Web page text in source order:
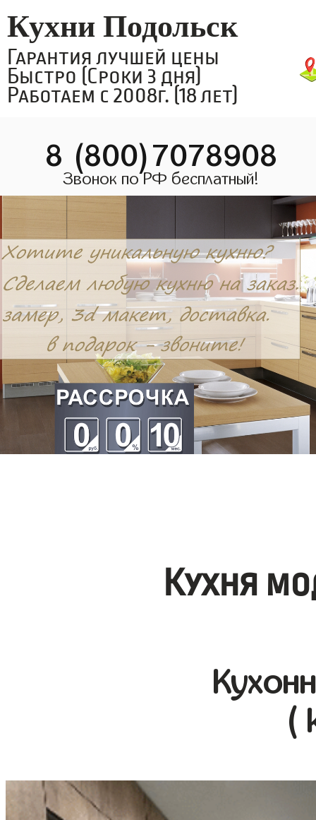
Кухни Подольск
Гарантия лучшей цены
Быстро (Сроки 3 дня)
Работаем с 2008г. (18 лет)
8 (800)7078908
Звонок по РФ бесплатный!
Кухня
(